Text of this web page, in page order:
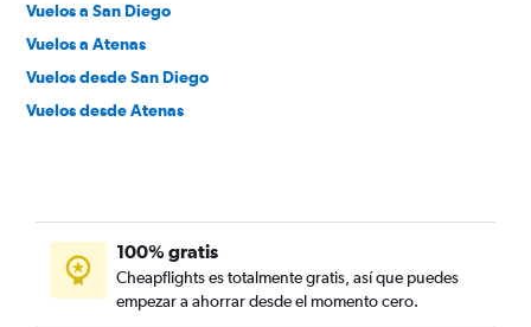
Vuelos a San Diego
Vuelos a Atenas
Vuelos desde San Diego
Vuelos desde Atenas
100% gratis
Cheapflights es totalmente gratis, así que puedes
empezar a ahorrar desde el momento cero.